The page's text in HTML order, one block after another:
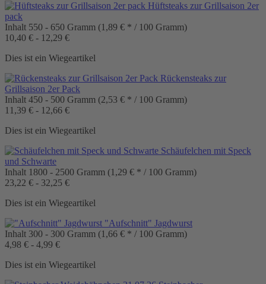
Hüftsteaks zur Grillsaison 2er
pack
Inhalt 550 - 650 Gramm (1,89 € * / 100 Gramm)
10,40 € - 12,29 €
Dies ist ein Wiegeartikel
Rückensteaks zur
Grillsaison 2er Pack
Inhalt 450 - 500 Gramm (2,53 € * / 100 Gramm)
11,39 € - 12,66 €
Dies ist ein Wiegeartikel
Schäufelchen mit Speck
und Schwarte
Inhalt 1800 - 2500 Gramm (1,29 € * / 100 Gramm)
23,22 € - 32,25 €
Dies ist ein Wiegeartikel
"Aufschnitt" Jagdwurst
Inhalt 300 - 300 Gramm (1,66 € * / 100 Gramm)
4,98 € - 4,99 €
Dies ist ein Wiegeartikel